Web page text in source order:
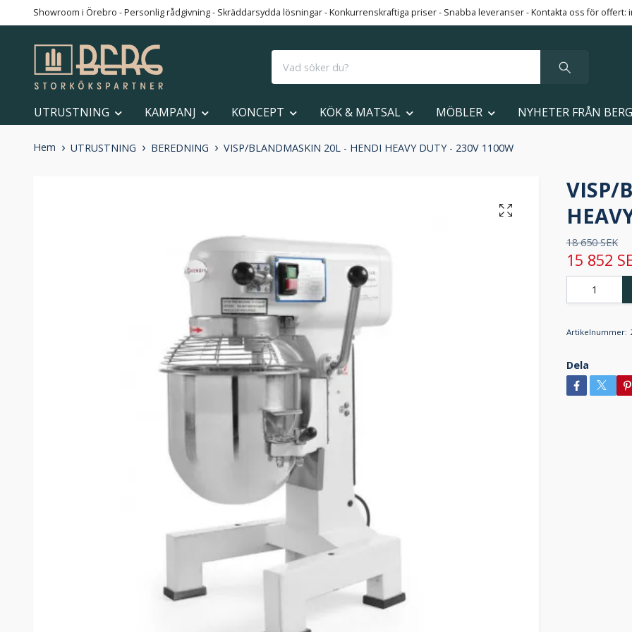
Showroom i Örebro - Personlig rådgivning - Skräddarsydda lösningar - Konkurrenskraftiga priser - Snabba leveranser - Kontakta oss för offert:
UTRUSTNING KAMPANJ KONCEPT KÖK & MATSAL MÖBLER NYHETER FRÅN BERG
Hem UTRUSTNING BEREDNING VISP/BLANDMASKIN 20L - HENDI HEAVY DUTY - 230V 1100W
VISP/
18 650 SEK
15 852
Artikelnummer:
Dela